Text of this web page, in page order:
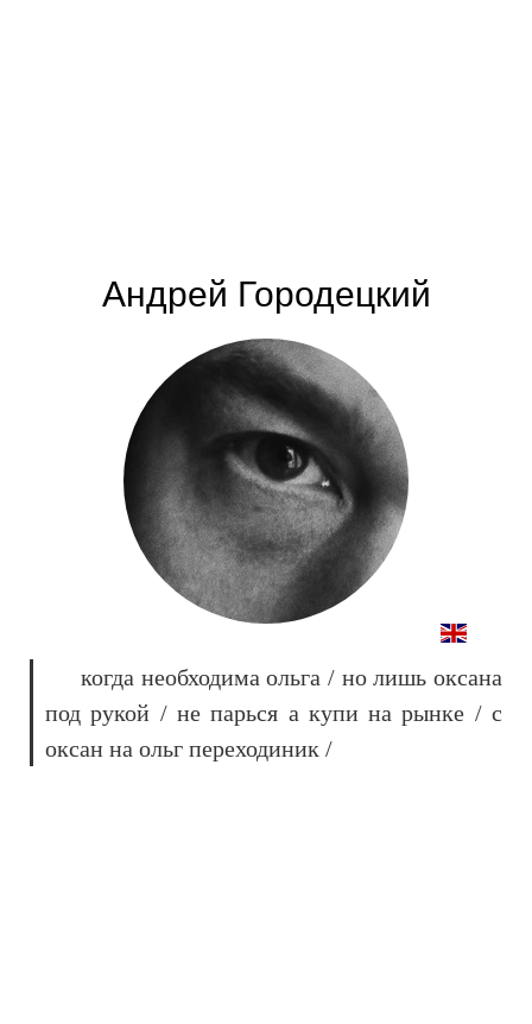
Андрей Городецкий
когда необходима ольга / но лишь оксана
под рукой / не парься а купи на рынке / с
оксан на ольг переходиник /